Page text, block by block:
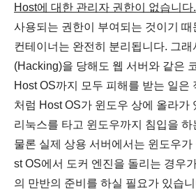
Host에 대한 관리자 권한이 없습니다.
사용되는 권한이 부여 되는 것이기 때
컨테이너는 완전히 분리됩니다. 그래
(Hacking)을 당해도 웹 서버와 같은
Host OS까지 모두 피해를 받는 일은
처럼 Host OS가 윈도우 상에 올라가
리눅스를 타고 윈도우까지 침입을
물론 실제 상용 서버에서는 윈도우
st OS에서 도커 엔진을 돌리는 경우
의 만반의 준비를 하실 필요가 있습